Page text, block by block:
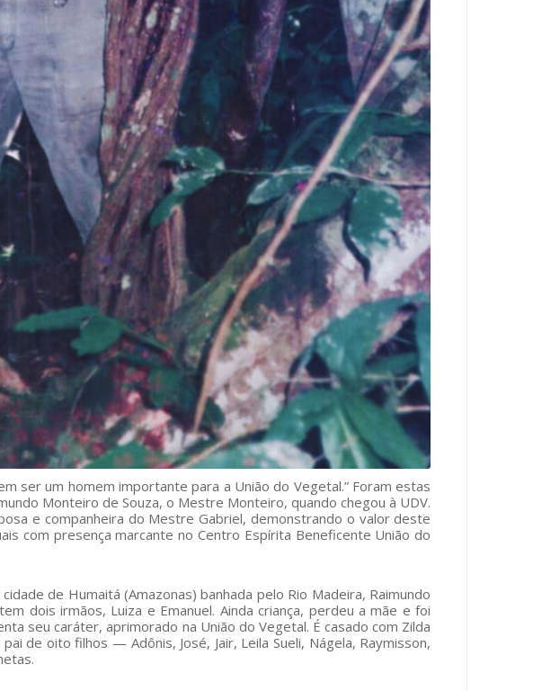
ser um homem importante para a União do Vegetal.” Foram estas
Monteiro de Souza, o Mestre Monteiro, quando chegou à UDV.
e companheira do Mestre Gabriel, demonstrando o valor deste
com presença marcante no Centro Espírita Beneficente União do
de Humaitá (Amazonas) banhada pelo Rio Madeira, Raimundo
dois irmãos, Luiza e Emanuel. Ainda criança, perdeu a mãe e foi
seu caráter, aprimorado na União do Vegetal. É casado com Zilda
de oito filhos — Adônis, José, Jair, Leila Sueli, Nágela, Raymisson,